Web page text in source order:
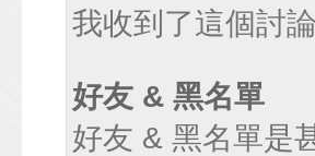
我收到了這個討
好友 & 黑名單
好友 & 黑名單是